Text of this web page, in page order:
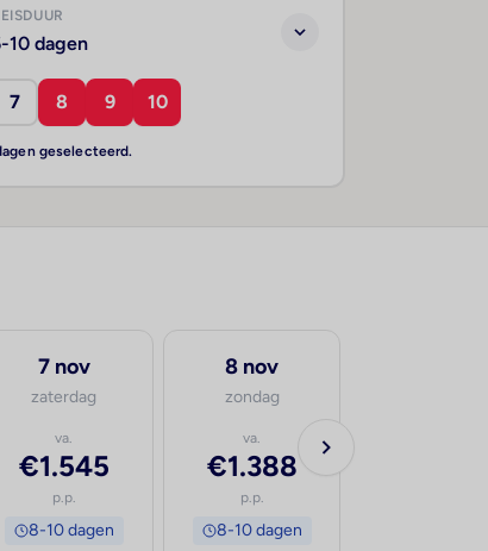
10 dagen
7 8 9 10
geselecteerd.
7 nov
zaterdag
va.
€1.545
p.p.
8-10 dagen
8 nov
zondag
va.
€1.388
p.p.
8-10 dagen